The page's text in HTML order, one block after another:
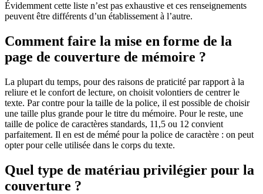
Évidemment cette liste n’est pas exhaustive et ces renseignements
peuvent être différents d’un établissement à l’autre.
Comment faire la mise en forme de la
page de couverture de mémoire ?
La plupart du temps, pour des raisons de praticité par rapport à la
reliure et le confort de lecture, on choisit volontiers de centrer le
texte. Par contre pour la taille de la police, il est possible de choisir
une taille plus grande pour le titre du mémoire. Pour le reste, une
taille de police de caractères standards, 11,5 ou 12 convient
parfaitement. Il en est de mémé pour la police de caractère : on peut
opter pour celle utilisée dans le corps du texte.
Quel type de matériau privilégier pour la
couverture ?